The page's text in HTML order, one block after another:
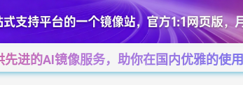
进的AI镜像服务，助你在国内优雅的使